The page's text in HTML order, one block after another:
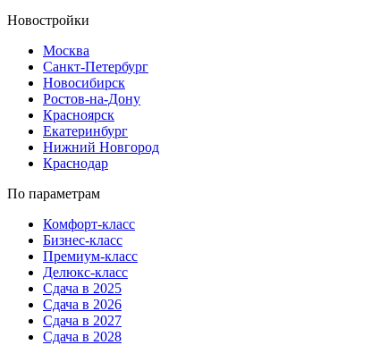
Новостройки
Москва
Санкт-Петербург
Новосибирск
Ростов-на-Дону
Красноярск
Екатеринбург
Нижний Новгород
Краснодар
По параметрам
Комфорт-класс
Бизнес-класс
Премиум-класс
Делюкс-класс
Сдача в 2025
Сдача в 2026
Сдача в 2027
Сдача в 2028